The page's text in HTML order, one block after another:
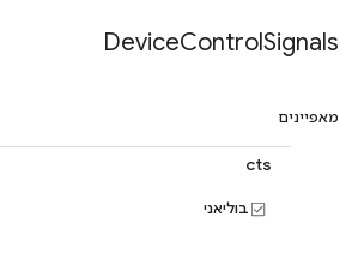
DeviceControlSignals
מאפיינים
cts
בוליאני